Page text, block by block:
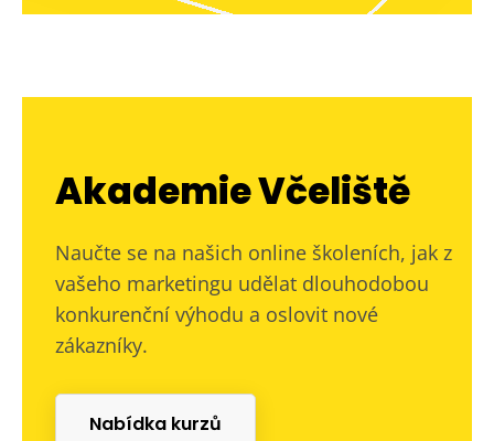
Akademie Včeliště
Naučte se na našich online školeních, jak z
vašeho marketingu udělat dlouhodobou
konkurenční výhodu a oslovit nové
zákazníky.
Nabídka kurzů